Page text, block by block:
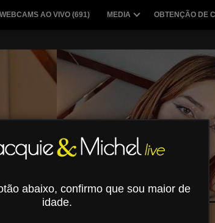
WEBCAMS AO VIVO (691) MEDIA OBTENÇÃO DE
abaixo, confirmo que sou maior de
idade.